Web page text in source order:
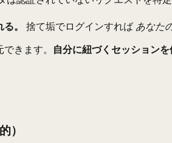
。
捨て垢でログインすれば あなた
きます。 自分に紐づくセッション
）